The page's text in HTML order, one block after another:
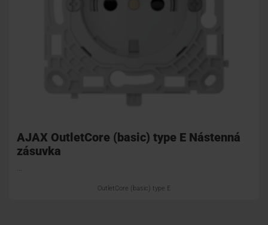
AJAX OutletCore (basic) type E Nástenná
zásuvka
OutletCore (basic) type E